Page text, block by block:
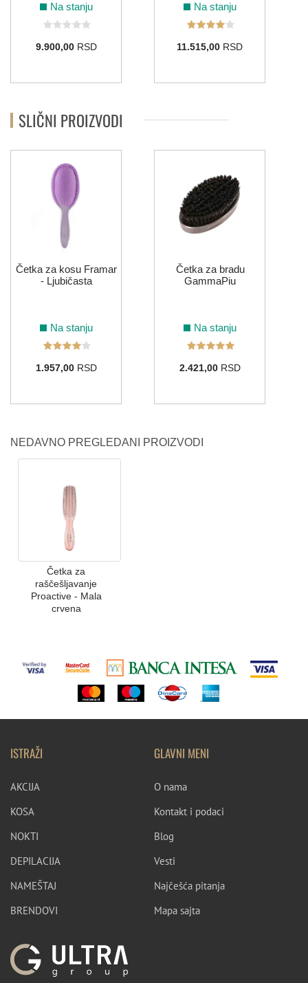
Na stanju
9.900,00RSD
Na stanju
11.515,00 RSD
SLIČNI PROIZVODI
Četka za kosu Framar
- Ljubičasta
Na stanju
1.957,00RSD
Četka za bradu
GammaPiu
Na stanju
2.421,00RSD
NEDAVNO PREGLEDANI PROIZVODI
Četka za
raščešljavanje
Proactive - Mala
crvena
ISTRAŽI
AKCIJA
KOSA
NOKTI
DEPILACIJA
NAMEŠTAJ
BRENDOVI
GLAVNI MENI
O nama
Kontakt i podaci
Blog
Vesti
Najčešća pitanja
Mapa sajta